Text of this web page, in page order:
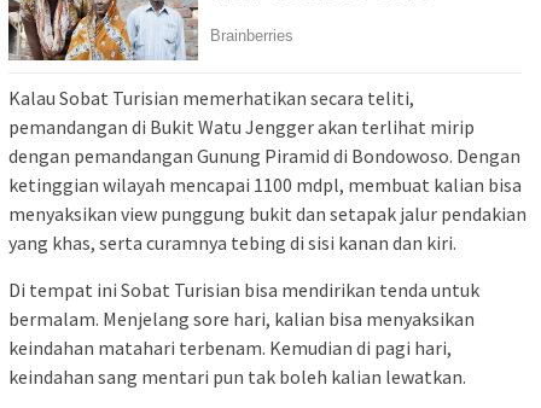
Kalau Sobat Turisian memerhatikan secara teliti,
pemandangan di Bukit Watu Jengger akan terlihat mirip
dengan pemandangan Gunung Piramid di Bondowoso. Dengan
ketinggian wilayah mencapai 1100 mdpl, membuat kalian bisa
menyaksikan view punggung bukit dan setapak jalur pendakian
yang khas, serta curamnya tebing di sisi kanan dan kiri.
Di tempat ini Sobat Turisian bisa mendirikan tenda untuk
bermalam. Menjelang sore hari, kalian bisa menyaksikan
keindahan matahari terbenam. Kemudian di pagi hari,
keindahan sang mentari pun tak boleh kalian lewatkan.